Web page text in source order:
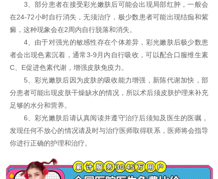
3、部分患者在接受彩光嫩肤后可能会出现局部红肿，一般会
在24-72小时自行消失，无须治疗，极少数患者可能出现结痂和紫
癜，这种现象会在2周内自行脱落和消失。
4、由于对强光的敏感性存在个体差异，彩光嫩肤后极少数患
者会出现色素沉着，通常3-9月内自行吸收，可以配合口服维生素
C、E促进色素代谢，增强皮肤免疫力。
5、彩光嫩肤后因为皮肤的吸收能力增强，新陈代谢加快，部
分患者可能出现皮肤干燥缺水的情况，所以术后须皮肤护理来补充
足够的水分和营养。
6、彩光嫩肤后请认真阅读并遵守治疗后须知及医生的医嘱，
发现任何不放心的情况请及时与治疗医师取得联系，医师将会指导
你进行正确的护理和治疗。